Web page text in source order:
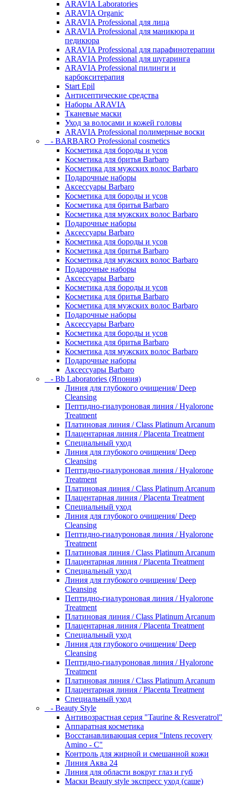
ARAVIA Laboratories
ARAVIA Organic
ARAVIA Professional для лица
ARAVIA Professional для маникюра и
педикюра
ARAVIA Professional для парафинотерапии
ARAVIA Professional для шугаринга
ARAVIA Professional пилинги и
карбокситерапия
Start Epil
Антисептические средства
Наборы ARAVIA
Тканевые маски
Уход за волосами и кожей головы
ARAVIA Professional полимерные воски
- BARBARO Professional cosmetics
Косметика для бороды и усов
Косметика для бритья Barbaro
Косметика для мужских волос Barbaro
Подарочные наборы
Аксессуары Barbaro
Косметика для бороды и усов
Косметика для бритья Barbaro
Косметика для мужских волос Barbaro
Подарочные наборы
Аксессуары Barbaro
Косметика для бороды и усов
Косметика для бритья Barbaro
Косметика для мужских волос Barbaro
Подарочные наборы
Аксессуары Barbaro
Косметика для бороды и усов
Косметика для бритья Barbaro
Косметика для мужских волос Barbaro
Подарочные наборы
Аксессуары Barbaro
Косметика для бороды и усов
Косметика для бритья Barbaro
Косметика для мужских волос Barbaro
Подарочные наборы
Аксессуары Barbaro
- Bb Laboratories (Япония)
Линия для глубокого очищения/ Deep
Cleansing
Пептидно-гиалуроновая линия / Hyalorone
Treatment
Платиновая линия / Class Platinum Arcanum
Плацентарная линия / Placenta Treatment
Специальный уход
Линия для глубокого очищения/ Deep
Cleansing
Пептидно-гиалуроновая линия / Hyalorone
Treatment
Платиновая линия / Class Platinum Arcanum
Плацентарная линия / Placenta Treatment
Специальный уход
Линия для глубокого очищения/ Deep
Cleansing
Пептидно-гиалуроновая линия / Hyalorone
Treatment
Платиновая линия / Class Platinum Arcanum
Плацентарная линия / Placenta Treatment
Специальный уход
Линия для глубокого очищения/ Deep
Cleansing
Пептидно-гиалуроновая линия / Hyalorone
Treatment
Платиновая линия / Class Platinum Arcanum
Плацентарная линия / Placenta Treatment
Специальный уход
Линия для глубокого очищения/ Deep
Cleansing
Пептидно-гиалуроновая линия / Hyalorone
Treatment
Платиновая линия / Class Platinum Arcanum
Плацентарная линия / Placenta Treatment
Специальный уход
- Beauty Style
Антивозрастная серия "Taurine & Resveratrol"
Аппаратная косметика
Восстанавливающая серия "Intens recovery
Amino - C"
Контроль для жирной и смешанной кожи
Линия Аква 24
Линия для области вокруг глаз и губ
Маски Beauty style экспресс уход (саше)